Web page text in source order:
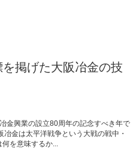
掲げた大阪冶金の技
興業の設立80周年の記念すべき年で
金は太平洋戦争という大戦の戦中・
を意味するか...